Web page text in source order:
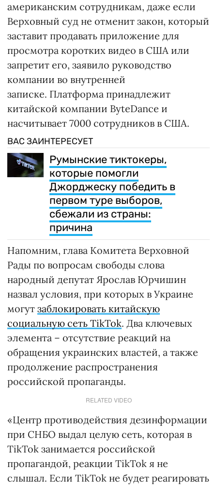
американским сотрудникам, даже если
Верховный суд не отменит закон, который
заставит продавать приложение для
просмотра коротких видео в США или
запретит его, заявило руководство
компании во внутренней
записке. Платформа принадлежит
китайской компании ByteDance и
насчитывает 7000 сотрудников в США.
ВАС ЗАИНТЕРЕСУЕТ
Румынские тиктокеры,
которые помогли
Джорджеску победить в
первом туре выборов,
сбежали из страны:
причина
Напомним, глава Комитета Верховной
Рады по вопросам свободы слова
народный депутат Ярослав Юрчишин
назвал условия, при которых в Украине
могут заблокировать китайскую
социальную сеть TikTok. Два ключевых
элемента – отсутствие реакций на
обращения украинских властей, а также
продолжение распространения
российской пропаганды.
RELATED VIDEO
«Центр противодействия дезинформации
при СНБО выдал целую сеть, которая в
TikTok занимается российской
пропагандой, реакции TikTok я не
слышал. Если TikTok не будет реагировать